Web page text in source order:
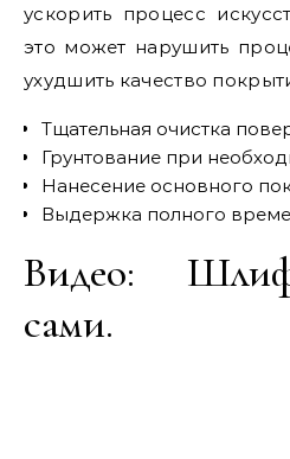
ускорить процесс
это может нарушить
ухудшить качество
Тщательная очистка
Грунтование при
Нанесение основного
Выдержка полного
Видео:
сами.